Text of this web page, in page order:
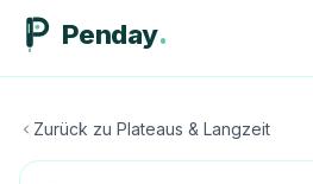
Penday
Zurück zu Plateaus & Langzeit